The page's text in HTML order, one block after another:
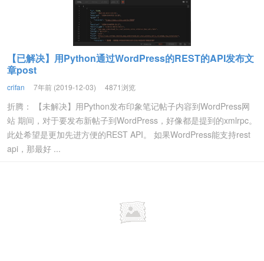
【已解决】用Python通过WordPress的REST的API发布文
章post
crifan 7年前 (2019-12-03) 4871浏览
折腾： 【未解决】用Python发布印象笔记帖子内容到WordPress网
站 期间，对于要发布新帖子到WordPress，好像都是提到的xmlrpc。
此处希望是更加先进方便的REST API。 如果WordPress能支持rest
api，那最好 ...